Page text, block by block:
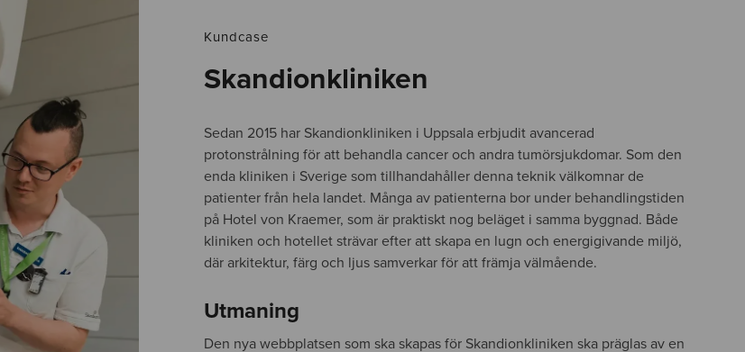
Kundcase
Skandionkliniken
Sedan 2015 har Skandionkliniken i Uppsala erbjudit avancerad
protonstrålning för att behandla cancer och andra tumörsjukdomar. Som den
enda kliniken i Sverige som tillhandahåller denna teknik välkomnar de
patienter från hela landet. Många av patienterna bor under behandlingstiden
på Hotel von Kraemer, som är praktiskt nog beläget i samma byggnad. Både
kliniken och hotellet strävar efter att skapa en lugn och energigivande miljö,
där arkitektur, färg och ljus samverkar för att främja välmående.
Utmaning
Den nya webbplatsen som ska skapas för Skandionkliniken ska präglas av en